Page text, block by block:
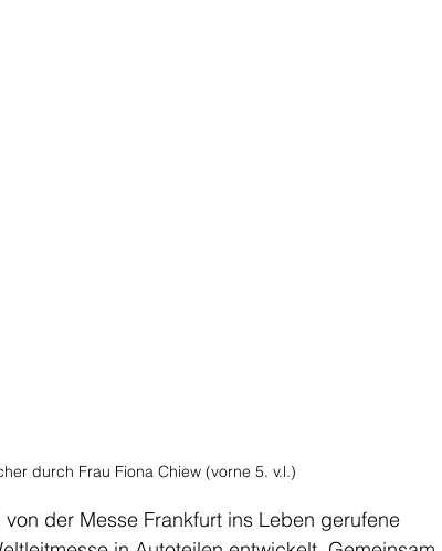
durch Frau Fiona Chiew (vorne 5. v.l.)
der Messe Frankfurt ins Leben gerufene